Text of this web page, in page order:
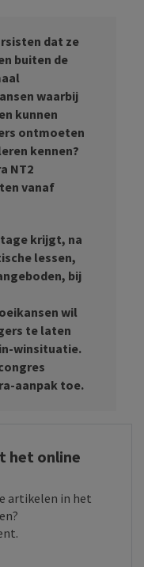
dat ze
buiten de
waarbij
kunnen
ontmoeten
kennen?
NT2
vanaf
krijgt, na
lessen,
bij
wil
te laten
winsituatie.
aanpak toe.
het online
artikelen in het